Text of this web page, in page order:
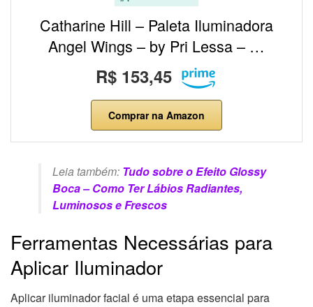
Catharine Hill – Paleta Iluminadora
Angel Wings – by Pri Lessa – …
R$ 153,45
Comprar na Amazon
Leia também: Tudo sobre o Efeito Glossy
Boca – Como Ter Lábios Radiantes,
Luminosos e Frescos
Ferramentas Necessárias para
Aplicar Iluminador
Aplicar iluminador facial é uma etapa essencial para